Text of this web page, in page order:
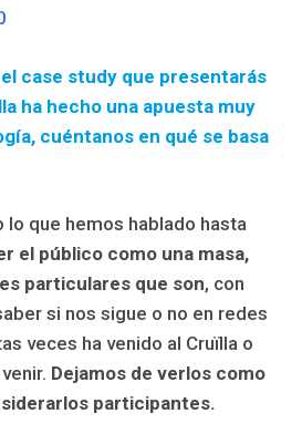
case study que presentarás
ha hecho una apuesta muy
cuéntanos en qué se basa
lo que hemos hablado hasta
el público como una masa,
particulares que son, con
si nos sigue o no en redes
veces ha venido al Cruïlla o
Dejamos de verlos como
participantes.